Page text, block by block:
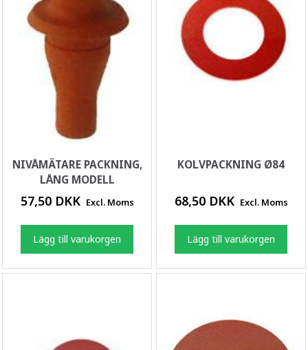
NIVÅMÄTARE PACKNING,
LÅNG MODELL
57,50 DKK Excl. Moms
Lägg till varukorgen
KOLVPACKNING Ø84
68,50 DKK Excl. Moms
Lägg till varukorgen